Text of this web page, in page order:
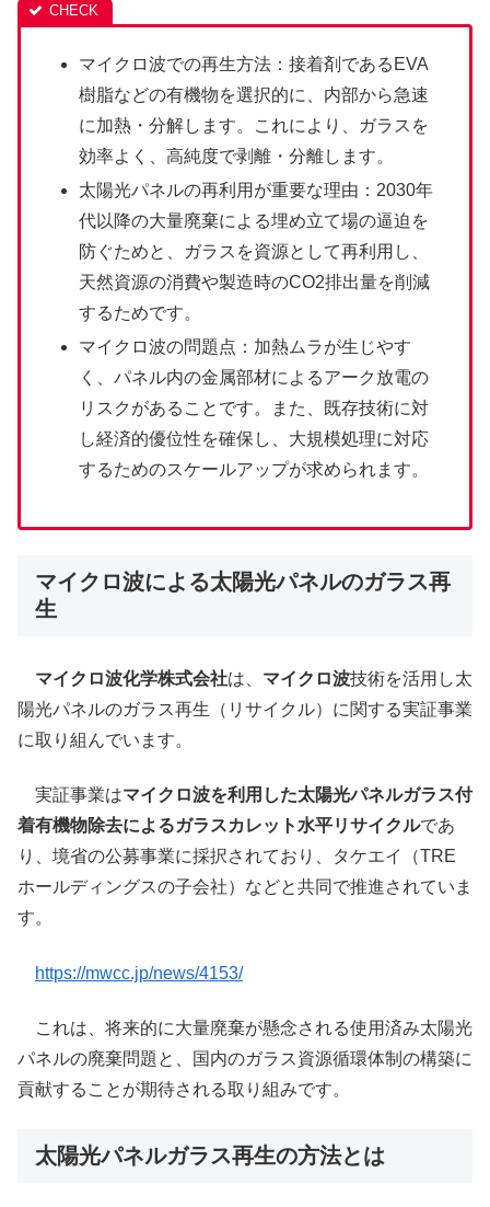
マイクロ波での再生方法：接着剤であるEVA
樹脂などの有機物を選択的に、内部から急速
に加熱・分解します。これにより、ガラスを
効率よく、高純度で剥離・分離します。
太陽光パネルの再利用が重要な理由：2030年
代以降の大量廃棄による埋め立て場の逼迫を
防ぐためと、ガラスを資源として再利用し、
天然資源の消費や製造時のCO2排出量を削減
するためです。
マイクロ波の問題点：加熱ムラが生じやす
く、パネル内の金属部材によるアーク放電の
リスクがあることです。また、既存技術に対
し経済的優位性を確保し、大規模処理に対応
するためのスケールアップが求められます。
マイクロ波による太陽光パネルのガラス再
生
マイクロ波化学株式会社は、 マイクロ波技術を活用し太
陽光パネルのガラス再生（リサイクル）に関する実証事業
に取り組んでいます。
実証事業はマイクロ波を利用した太陽光パネルガラス付
着有機物除去によるガラスカレット水平リサイクルであ
り、境省の公募事業に採択されており、タケエイ（TRE
ホールディングスの子会社）などと共同で推進されていま
す。
https://mwcc.jp/news/4153/
これは、将来的に大量廃棄が懸念される使用済み太陽光
パネルの廃棄問題と、国内のガラス資源循環体制の構築に
貢献することが期待される取り組みです。
太陽光パネルガラス再生の方法とは